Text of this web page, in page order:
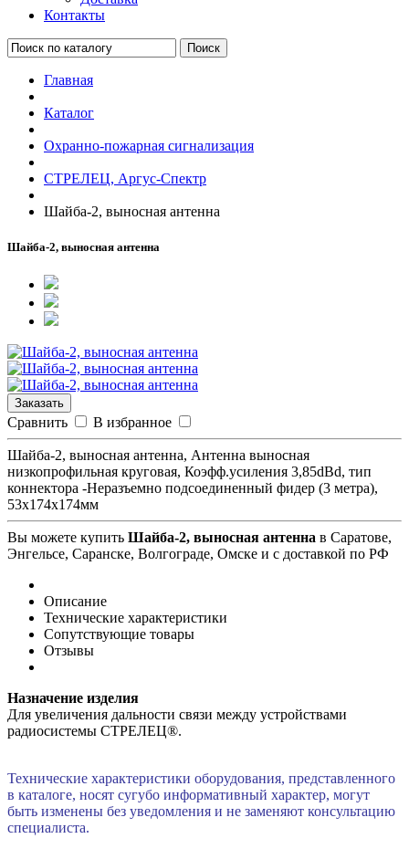
Контакты
Поиск
Главная
Каталог
Охранно-пожарная сигнализация
СТРЕЛЕЦ, Аргус-Спектр
Шайба-2, выносная антенна
Шайба-2, выносная антенна
Заказать
Сравнить В избранное
Шайба-2, выносная антенна, Антенна выносная
низкопрофильная круговая, Коэфф.усиления 3,85dBd, тип
коннектора -Неразъемно подсоединенный фидер (3 метра),
53х174х174мм
Вы можете купить Шайба-2, выносная антенна в Саратове,
Энгельсе, Саранске, Волгограде, Омске и с доставкой по РФ
Описание
Технические характеристики
Сопутствующие товары
Отзывы
Назначение изделия
Для увеличения дальности связи между устройствами
радиосистемы СТРЕЛЕЦ®.
Технические характеристики оборудования, представленного
в каталоге, носят сугубо информативный характер, могут
быть изменены без уведомления и не заменяют консультацию
специалиста.